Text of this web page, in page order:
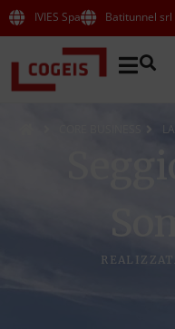
IVIES Spa Batitunnel srl